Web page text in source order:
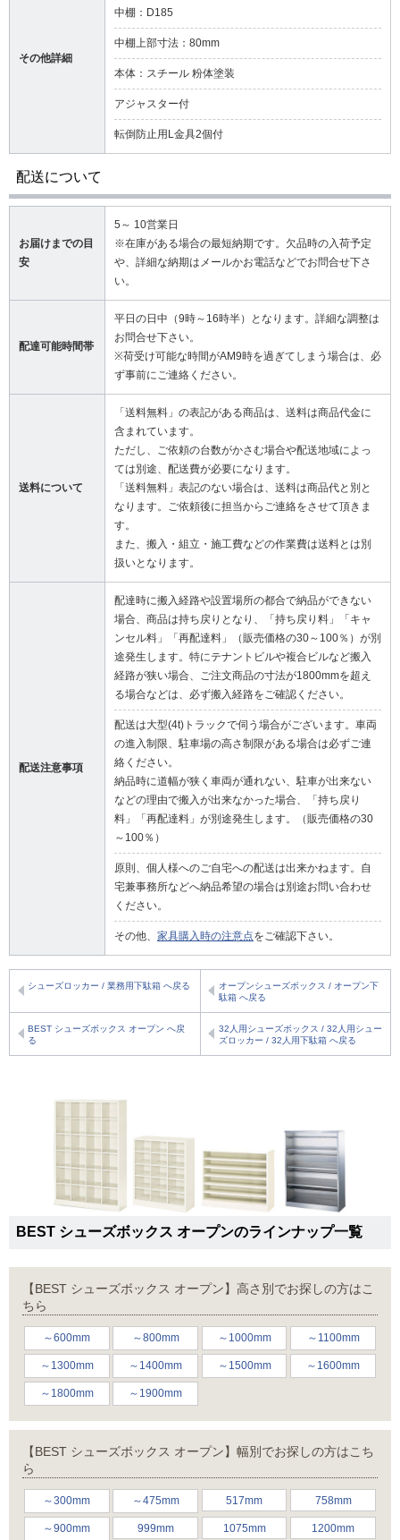
その他詳細
中棚：D185
中棚上部寸法：80mm
本体：スチール 粉体塗装
アジャスター付
転倒防止用L金具2個付
配送について
お届けまでの目
安
5～ 10営業日
※在庫がある場合の最短納期です。欠品時の入荷予定
や、詳細な納期はメールかお電話などでお問合せ下さ
い。
配達可能時間帯
平日の日中（9時～16時半）となります。詳細な調整は
お問合せ下さい。
※荷受け可能な時間がAM9時を過ぎてしまう場合は、必
ず事前にご連絡ください。
送料について
「送料無料」の表記がある商品は、送料は商品代金に
含まれています。
ただし、ご依頼の台数がかさむ場合や配送地域によっ
ては別途、配送費が必要になります。
「送料無料」表記のない場合は、送料は商品代と別と
なります。ご依頼後に担当からご連絡をさせて頂きま
す。
また、搬入・組立・施工費などの作業費は送料とは別
扱いとなります。
配送注意事項
配達時に搬入経路や設置場所の都合で納品ができない
場合、商品は持ち戻りとなり、「持ち戻り料」「キャ
ンセル料」「再配達料」（販売価格の30～100％）が別
途発生します。特にテナントビルや複合ビルなど搬入
経路が狭い場合、ご注文商品の寸法が1800mmを超え
る場合などは、必ず搬入経路をご確認ください。
配送は大型(4t)トラックで伺う場合がございます。車両
の進入制限、駐車場の高さ制限がある場合は必ずご連
絡ください。
納品時に道幅が狭く車両が通れない、駐車が出来ない
などの理由で搬入が出来なかった場合、「持ち戻り
料」「再配達料」が別途発生します。（販売価格の30
～100％）
原則、個人様へのご自宅への配送は出来かねます。自
宅兼事務所などへ納品希望の場合は別途お問い合わせ
ください。
その他、 家具購入時の注意点をご確認下さい。
シューズロッカー / 業務用下駄箱 へ戻る
オープンシューズボックス / オープン下
駄箱 へ戻る
BEST シューズボックス オープン へ戻
る
32人用シューズボックス / 32人用シュー
ズロッカー / 32人用下駄箱 へ戻る
BEST シューズボックス オープンのラインナップ一覧
【BEST シューズボックス オープン】高さ別でお探しの方はこ
ちら
～600mm ～800mm ～1000mm ～1100mm
～1300mm ～1400mm ～1500mm ～1600mm
～1800mm ～1900mm
【BEST シューズボックス オープン】幅別でお探しの方はこち
ら
～300mm ～475mm 517mm 758mm
～900mm 999mm 1075mm 1200mm